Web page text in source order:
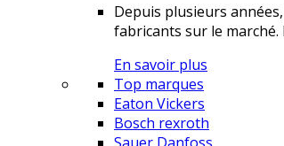
Depuis plusieurs
fabricants sur le
En savoir plus
Top marques
Eaton Vickers
Bosch rexroth